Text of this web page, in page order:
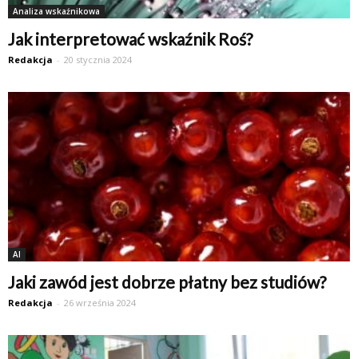
Analiza wskaźnikowa
Jak interpretować wskaźnik Roś?
Redakcja - 20 stycznia 2024
AI
Jaki zawód jest dobrze płatny bez studiów?
Redakcja - 26 września 2024